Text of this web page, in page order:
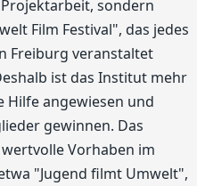
sondern
Film Festival", das jedes
Freiburg veranstaltet
ist das Institut mehr
angewiesen und
gewinnen. Das
Vorhaben im
"Jugend filmt Umwelt",